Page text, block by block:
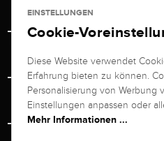
Ladengeschäft
Versand & Zahlung
Ratgeber
Service
Newsletterabmeldung
Retouren-Service
Juwelier Brogle
Über uns
Unternehmen
Persönlicher Berater
EINSTELLUNGEN
Cookie-
Diese Website verwendet
Erfahrung bieten zu können.
Personalisierung von Werbung
Einstellungen anpassen oder
Mehr Informationen ...